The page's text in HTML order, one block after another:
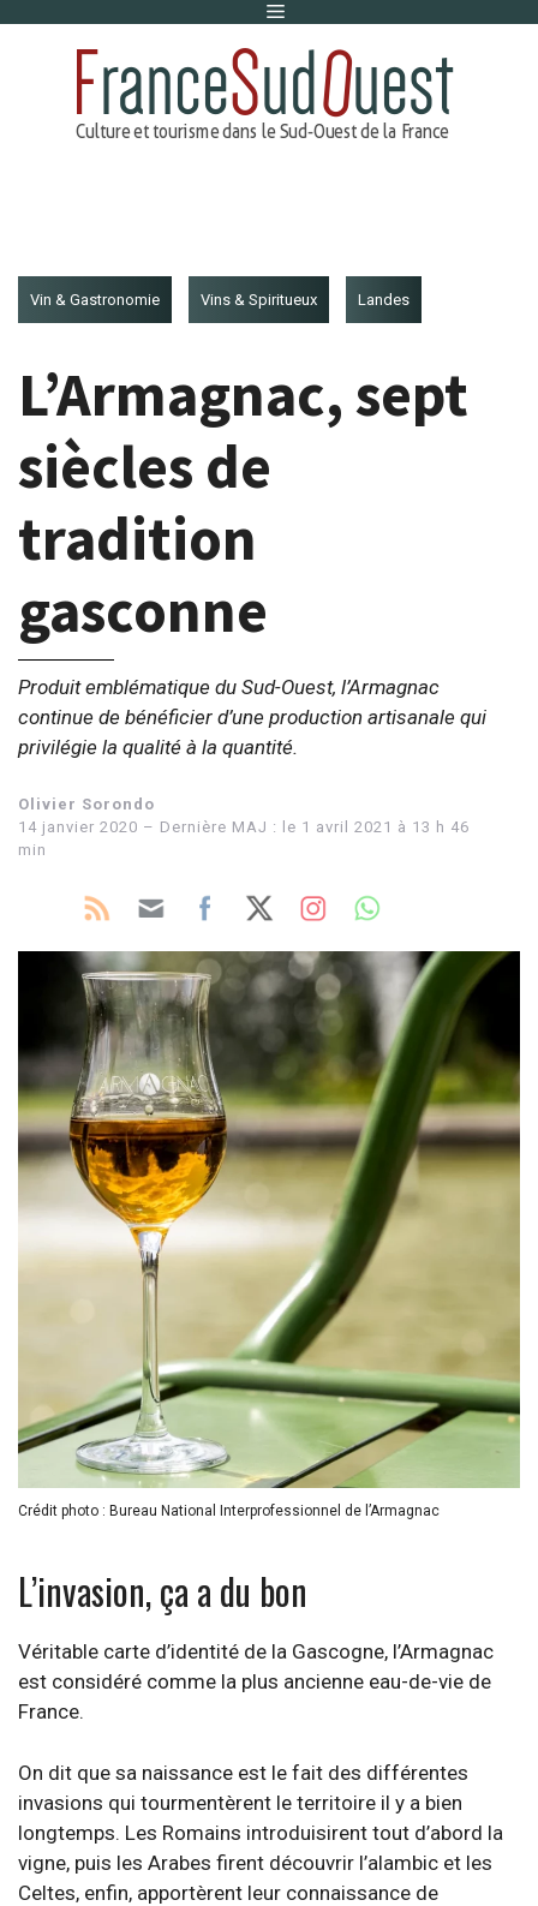
Menu
Vin & Gastronomie Vins & Spiritueux Landes
L’Armagnac, sept
siècles de
tradition
gasconne
Produit emblématique du Sud-Ouest, l’Armagnac
continue de bénéficier d’une production artisanale qui
privilégie la qualité à la quantité.
Olivier Sorondo
14 janvier 2020 – Dernière MAJ : le 1 avril 2021 à 13 h 46
min
Crédit photo : Bureau National Interprofessionnel de l’Armagnac
L’invasion, ça a du bon
Véritable carte d’identité de la Gascogne, l’Armagnac
est considéré comme la plus ancienne eau-de-vie de
France.
On dit que sa naissance est le fait des différentes
invasions qui tourmentèrent le territoire il y a bien
longtemps. Les Romains introduisirent tout d’abord la
vigne, puis les Arabes firent découvrir l’alambic et les
Celtes, enfin, apportèrent leur connaissance de